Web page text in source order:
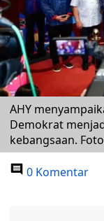
AHY
Demokrat
kebangsaan.
0 Komentar